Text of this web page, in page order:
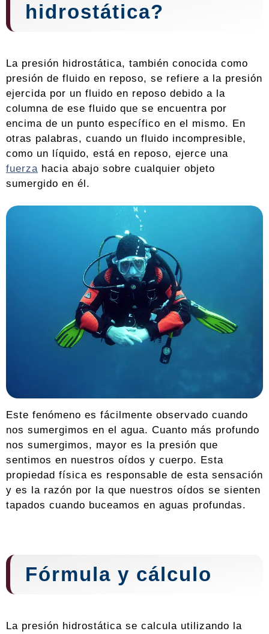
hidrostática?
La presión hidrostática, también conocida como
presión de fluido en reposo, se refiere a la presión
ejercida por un fluido en reposo debido a la
columna de ese fluido que se encuentra por
encima de un punto específico en el mismo. En
otras palabras, cuando un fluido incompresible,
como un líquido, está en reposo, ejerce una
fuerza hacia abajo sobre cualquier objeto
sumergido en él.
Este fenómeno es fácilmente observado cuando
nos sumergimos en el agua. Cuanto más profundo
nos sumergimos, mayor es la presión que
sentimos en nuestros oídos y cuerpo. Esta
propiedad física es responsable de esta sensación
y es la razón por la que nuestros oídos se sienten
tapados cuando buceamos en aguas profundas.
Fórmula y cálculo
La presión hidrostática se calcula utilizando la